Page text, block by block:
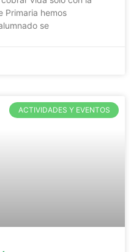
Primaria hemos
se
ACTIVIDADES Y EVENTOS